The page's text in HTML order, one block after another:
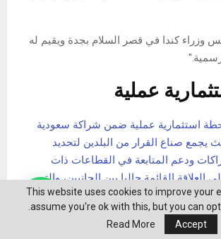
وزراء كندا في قصر السلام بجدة ويقيم له
عملية
استثمارية عملية ضمن شراكة سعودية
يجمع صناع القرار من البلدين لتحديد
ودعم المتابعة في القطاعات ذات
العلاقة القائمة حاليا بين الجانبين، والتي
من خلال الاستفادة من القدرات
لإطلاق مشاريع وشراكات ذات قيمة اقتصادية
This website uses cookies to improve your
assume you're ok with this, but you can
Accept
Read More